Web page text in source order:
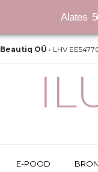
Beautiq OÜ • LHV
E-POOD
Alates